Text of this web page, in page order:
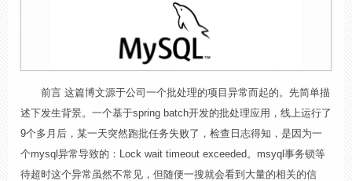
前言 这篇博文源于公司一个批处理的项目异常而起的。先简单描
述下发生背景。一个基于spring batch开发的批处理应用，线上运行了
9个多月后，某一天突然跑批任务失败了，检查日志得知，是因为一
个mysql异常导致的：Lock wait timeout exceeded。msyql事务锁等
待超时这个异常虽然不常见，但随便一搜就会看到大量的相关的信